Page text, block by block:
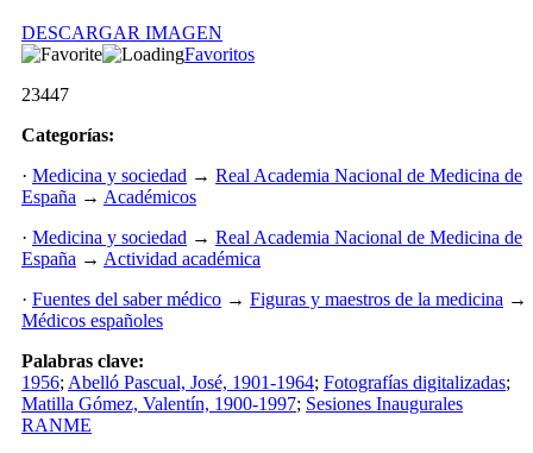
DESCARGAR IMAGEN
Favoritos
23447
Categorías:
· Medicina y sociedad → Real Academia Nacional de Medicina de
España → Académicos
· Medicina y sociedad → Real Academia Nacional de Medicina de
España → Actividad académica
· Fuentes del saber médico → Figuras y maestros de la medicina →
Médicos españoles
Palabras clave:
1956; Abelló Pascual, José, 1901-1964; Fotografías digitalizadas;
Matilla Gómez, Valentín, 1900-1997; Sesiones Inaugurales
RANME